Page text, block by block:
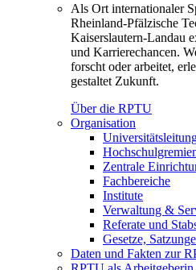
Als Ort internationaler
Rheinland-Pfälzische
Kaiserslautern-Landau
und Karrierechancen.
forscht oder arbeitet,
gestaltet Zukunft.
Über die RPTU
Organisation
Zentrale
Fachbereiche
Institute
Verwaltung &
Referate und
Gesetze,
Daten und Fakten zur